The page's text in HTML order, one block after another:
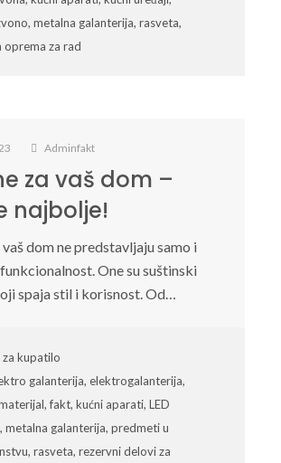
, metalna galanterija, rasveta,
oprema za rad
Adminfakt
za vaš dom –
najbolje!
vaš dom ne predstavljaju samo i
One su suštinski
spaja stil i korisnost. Od…
kupatilo
galanterija, elektrogalanterija,
,fakt, kućni aparati, LED
, metalna galanterija, predmeti u
, rasveta, rezervni delovi za